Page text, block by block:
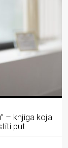
– knjiga koja
put